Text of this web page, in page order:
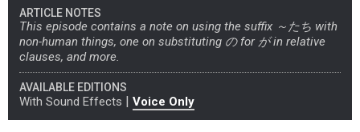
ARTICLE NOTES
This episode contains a note on using the suffix ～たち with
non-human things, one on substituting の for が in relative
clauses, and more.
AVAILABLE EDITIONS
With Sound Effects | Voice Only